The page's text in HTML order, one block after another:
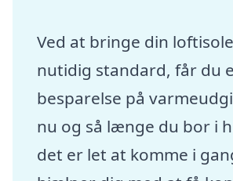
Ved at bringe din
nutidig standard, får du
besparelse på
nu og så længe du bor i
det er let at komme i